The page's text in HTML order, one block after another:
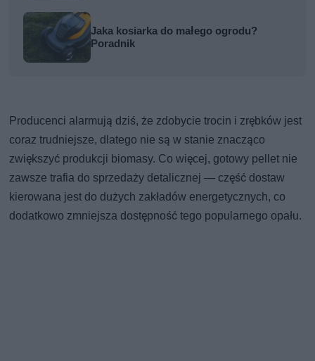
Jaka kosiarka do małego ogrodu?
Poradnik
Producenci alarmują dziś, że zdobycie trocin i zrębków jest
coraz trudniejsze, dlatego nie są w stanie znacząco
zwiększyć produkcji biomasy. Co więcej, gotowy pellet nie
zawsze trafia do sprzedaży detalicznej — część dostaw
kierowana jest do dużych zakładów energetycznych, co
dodatkowo zmniejsza dostępność tego popularnego opału.